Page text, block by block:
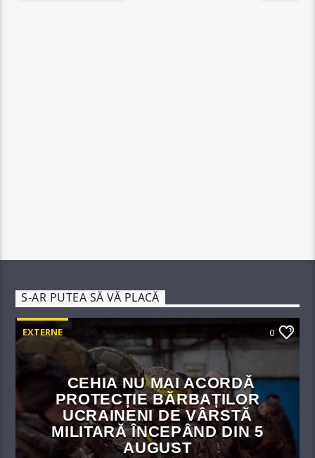
S-AR PUTEA SĂ VĂ PLACĂ
EXTERNE 0
CEHIA NU MAI ACORDĂ
PROTECȚIE BĂRBAȚILOR
UCRAINENI DE VÂRSTĂ
MILITARĂ ÎNCEPÂND DIN 5
AUGUST